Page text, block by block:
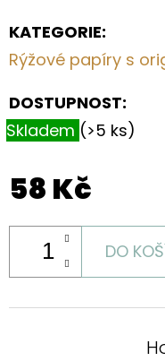
KATEGORIE:
Rýžové papíry s
DOSTUPNOST:
Skladem (>5 ks)
58 Kč
DO